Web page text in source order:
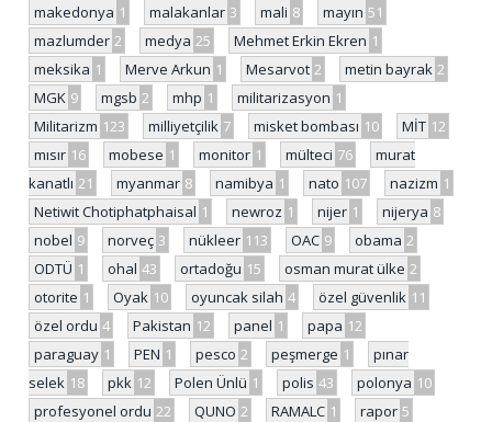
makedonya 1 malakanlar 3 mali 8 mayın 51
mazlumder 2 medya 25 Mehmet Erkin Ekren 1
meksika 1 Merve Arkun 1 Mesarvot 2 metin bayrak 2
MGK 9 mgsb 2 mhp 1 militarizasyon 1
Militarizm 123 milliyetçilik 7 misket bombası 10 MİT 12
mısır 16 mobese 1 monitor 1 mülteci 76
murat
kanatlı 21 myanmar 8 namibya 1 nato 107 nazizm 1
Netiwit Chotiphatphaisal 1 newroz 1 nijer 1 nijerya 8
nobel 9 norveç 3 nükleer 113 OAC 9 obama 2
ODTÜ 1 ohal 43 ortadoğu 15 osman murat ülke 2
otorite 1 Oyak 10 oyuncak silah 4 özel güvenlik 11
özel ordu 4 Pakistan 12 panel 1 papa 12
paraguay 1 PEN 1 pesco 2 peşmerge 1
pınar
selek 18 pkk 12 Polen Ünlü 1 polis 43 polonya 10
profesyonel ordu 22 QUNO 2 RAMALC 1 rapor 5